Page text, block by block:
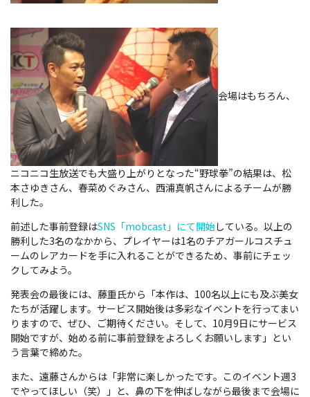
会場はもちろん、
ニコニコ生放送でも大盛り上がりとなった“野球拳”の結果は、松
本さゆきさん、春菜めぐみさん、西浦真帆さんによるチームが勝
利した。
前述した事前登録はSNS「mobcast」にて開始 している。以上の
勝利した3名のなかから、プレイヤーは1名のチアガールコスチュ
ームのレアカードを手に入れることができるため、事前にチェッ
クしてみよう。
発表会の最後には、藤重氏から「本作は、100名以上にも及ぶ美女
たちが活躍します。サービス開始後は多彩なイベントを行ってまい
りますので、ぜひ、ご期待ください。そして、10月9日にサービス
開始ですが、始める前に事前登録をよろしくお願いします」とい
う言葉で締めた。
また、遠藤さんからは「非常に楽しかったです。このイベント週3
でやってほしい（笑）」と、鼻の下を伸ばしながら最後まで会場に